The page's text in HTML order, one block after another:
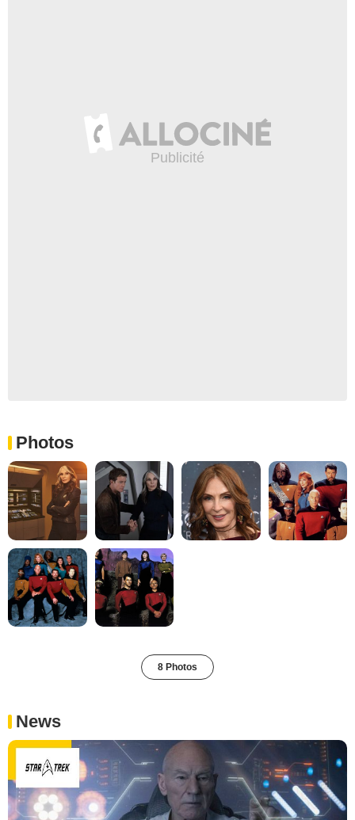
Photos
8 Photos
News